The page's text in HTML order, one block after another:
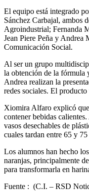
El equipo está integrado
Sánchez Carbajal, ambos
Agroindustrial; Fernanda
Jean Piere Peña y Andrea
Comunicación Social.
Al ser un grupo
la obtención de la fórmula
Andrea realizan la
redes sociales. El
Xiomira Alfaro explicó
contener bebidas
vasos desechables de
cuales tardan entre 65 y
Los alumnos han hecho
naranjas, principalmente
para transformarla en
Fuente : (C.I. – RSD